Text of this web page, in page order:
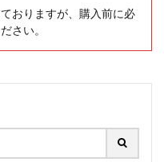
おりますが、購入前に必
さい。